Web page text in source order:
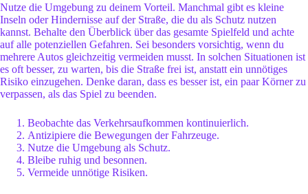
Nutze die Umgebung zu deinem Vorteil. Manchmal gibt es kleine
Inseln oder Hindernisse auf der Straße, die du als Schutz nutzen
kannst. Behalte den Überblick über das gesamte Spielfeld und achte
auf alle potenziellen Gefahren. Sei besonders vorsichtig, wenn du
mehrere Autos gleichzeitig vermeiden musst. In solchen Situationen ist
es oft besser, zu warten, bis die Straße frei ist, anstatt ein unnötiges
Risiko einzugehen. Denke daran, dass es besser ist, ein paar Körner zu
verpassen, als das Spiel zu beenden.
Beobachte das Verkehrsaufkommen kontinuierlich.
Antizipiere die Bewegungen der Fahrzeuge.
Nutze die Umgebung als Schutz.
Bleibe ruhig und besonnen.
Vermeide unnötige Risiken.